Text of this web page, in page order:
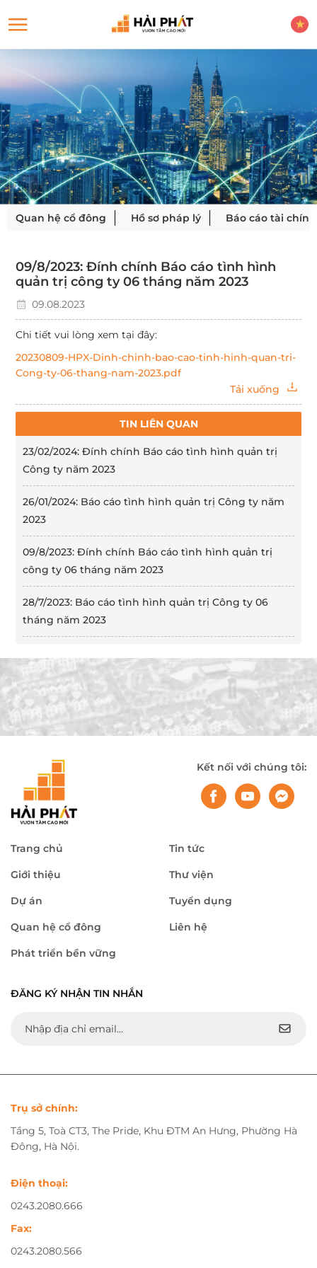
Quan hệ cổ đông Hồ sơ pháp lý Báo cáo tài chính
09/8/2023: Đính chính Báo cáo tình hình
quản trị công ty 06 tháng năm 2023
09.08.2023
Chi tiết vui lòng xem tại đây:
20230809-HPX-Dinh-chinh-bao-cao-tinh-hinh-quan-tri-
Cong-ty-06-thang-nam-2023.pdf
Tải xuống
TIN LIÊN QUAN
23/02/2024: Đính chính Báo cáo tình hình quản trị
Công ty năm 2023
26/01/2024: Báo cáo tình hình quản trị Công ty năm
2023
09/8/2023: Đính chính Báo cáo tình hình quản trị
công ty 06 tháng năm 2023
28/7/2023: Báo cáo tình hình quản trị Công ty 06
tháng năm 2023
Kết nối với chúng tôi:
Trang chủ
Giới thiệu
Dự án
Quan hệ cổ đông
Phát triển bền vững
Tin tức
Thư viện
Tuyển dụng
Liên hệ
ĐĂNG KÝ NHẬN TIN NHẮN
Trụ sở chính:
Tầng 5, Toà CT3, The Pride, Khu ĐTM An Hưng, Phường Hà
Đông, Hà Nội.
Điện thoại:
0243.2080.666
Fax:
0243.2080.566